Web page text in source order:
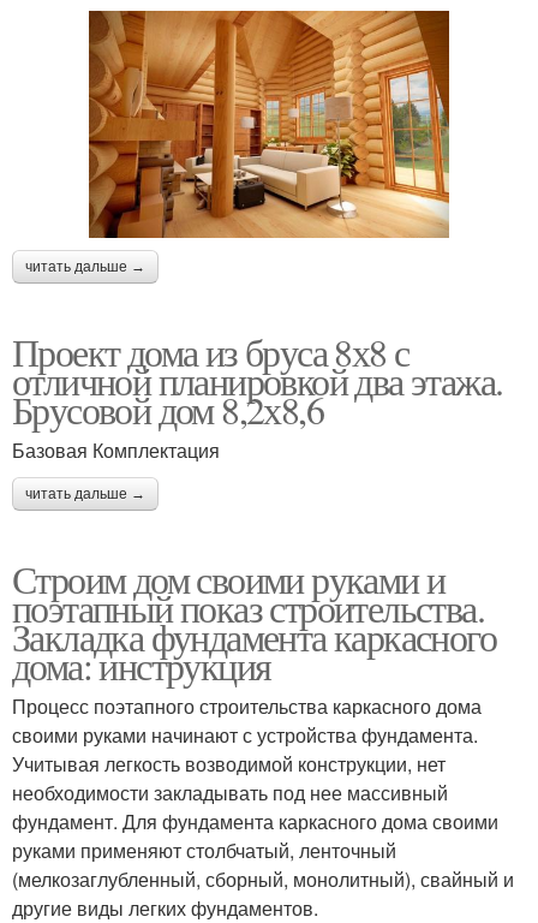
читать дальше →
Проект дома из бруса 8х8 с
отличной планировкой два этажа.
Брусовой дом 8,2х8,6
Базовая Комплектация
читать дальше →
Строим дом своими руками и
поэтапный показ строительства.
Закладка фундамента каркасного
дома: инструкция
Процесс поэтапного строительства каркасного дома
своими руками начинают с устройства фундамента.
Учитывая легкость возводимой конструкции, нет
необходимости закладывать под нее массивный
фундамент. Для фундамента каркасного дома своими
руками применяют столбчатый, ленточный
(мелкозаглубленный, сборный, монолитный), свайный и
другие виды легких фундаментов.